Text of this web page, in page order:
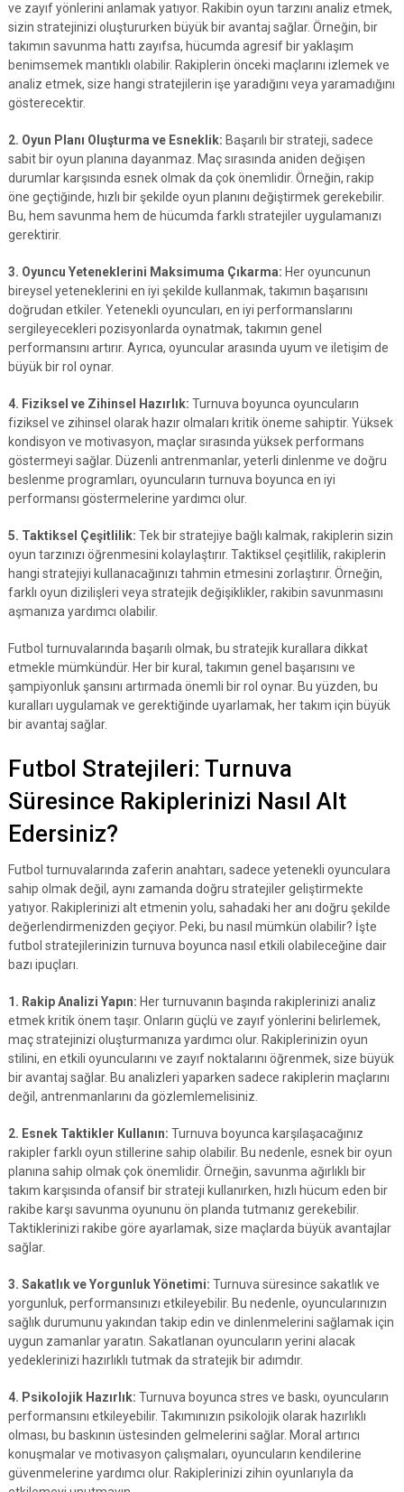
ve zayıf yönlerini anlamak yatıyor. Rakibin oyun tarzını analiz etmek,
sizin stratejinizi oluştururken büyük bir avantaj sağlar. Örneğin, bir
takımın savunma hattı zayıfsa, hücumda agresif bir yaklaşım
benimsemek mantıklı olabilir. Rakiplerin önceki maçlarını izlemek ve
analiz etmek, size hangi stratejilerin işe yaradığını veya yaramadığını
gösterecektir.
2. Oyun Planı Oluşturma ve Esneklik: Başarılı bir strateji, sadece
sabit bir oyun planına dayanmaz. Maç sırasında aniden değişen
durumlar karşısında esnek olmak da çok önemlidir. Örneğin, rakip
öne geçtiğinde, hızlı bir şekilde oyun planını değiştirmek gerekebilir.
Bu, hem savunma hem de hücumda farklı stratejiler uygulamanızı
gerektirir.
3. Oyuncu Yeteneklerini Maksimuma Çıkarma: Her oyuncunun
bireysel yeteneklerini en iyi şekilde kullanmak, takımın başarısını
doğrudan etkiler. Yetenekli oyuncuları, en iyi performanslarını
sergileyecekleri pozisyonlarda oynatmak, takımın genel
performansını artırır. Ayrıca, oyuncular arasında uyum ve iletişim de
büyük bir rol oynar.
4. Fiziksel ve Zihinsel Hazırlık: Turnuva boyunca oyuncuların
fiziksel ve zihinsel olarak hazır olmaları kritik öneme sahiptir. Yüksek
kondisyon ve motivasyon, maçlar sırasında yüksek performans
göstermeyi sağlar. Düzenli antrenmanlar, yeterli dinlenme ve doğru
beslenme programları, oyuncuların turnuva boyunca en iyi
performansı göstermelerine yardımcı olur.
5. Taktiksel Çeşitlilik: Tek bir stratejiye bağlı kalmak, rakiplerin sizin
oyun tarzınızı öğrenmesini kolaylaştırır. Taktiksel çeşitlilik, rakiplerin
hangi stratejiyi kullanacağınızı tahmin etmesini zorlaştırır. Örneğin,
farklı oyun dizilişleri veya stratejik değişiklikler, rakibin savunmasını
aşmanıza yardımcı olabilir.
Futbol turnuvalarında başarılı olmak, bu stratejik kurallara dikkat
etmekle mümkündür. Her bir kural, takımın genel başarısını ve
şampiyonluk şansını artırmada önemli bir rol oynar. Bu yüzden, bu
kuralları uygulamak ve gerektiğinde uyarlamak, her takım için büyük
bir avantaj sağlar.
Futbol Stratejileri: Turnuva
Süresince Rakiplerinizi Nasıl Alt
Edersiniz?
Futbol turnuvalarında zaferin anahtarı, sadece yetenekli oyunculara
sahip olmak değil, aynı zamanda doğru stratejiler geliştirmekte
yatıyor. Rakiplerinizi alt etmenin yolu, sahadaki her anı doğru şekilde
değerlendirmenizden geçiyor. Peki, bu nasıl mümkün olabilir? İşte
futbol stratejilerinizin turnuva boyunca nasıl etkili olabileceğine dair
bazı ipuçları.
1. Rakip Analizi Yapın: Her turnuvanın başında rakiplerinizi analiz
etmek kritik önem taşır. Onların güçlü ve zayıf yönlerini belirlemek,
maç stratejinizi oluşturmanıza yardımcı olur. Rakiplerinizin oyun
stilini, en etkili oyuncularını ve zayıf noktalarını öğrenmek, size büyük
bir avantaj sağlar. Bu analizleri yaparken sadece rakiplerin maçlarını
değil, antrenmanlarını da gözlemlemelisiniz.
2. Esnek Taktikler Kullanın: Turnuva boyunca karşılaşacağınız
rakipler farklı oyun stillerine sahip olabilir. Bu nedenle, esnek bir oyun
planına sahip olmak çok önemlidir. Örneğin, savunma ağırlıklı bir
takım karşısında ofansif bir strateji kullanırken, hızlı hücum eden bir
rakibe karşı savunma oyununu ön planda tutmanız gerekebilir.
Taktiklerinizi rakibe göre ayarlamak, size maçlarda büyük avantajlar
sağlar.
3. Sakatlık ve Yorgunluk Yönetimi: Turnuva süresince sakatlık ve
yorgunluk, performansınızı etkileyebilir. Bu nedenle, oyuncularınızın
sağlık durumunu yakından takip edin ve dinlenmelerini sağlamak için
uygun zamanlar yaratın. Sakatlanan oyuncuların yerini alacak
yedeklerinizi hazırlıklı tutmak da stratejik bir adımdır.
4. Psikolojik Hazırlık: Turnuva boyunca stres ve baskı, oyuncuların
performansını etkileyebilir. Takımınızın psikolojik olarak hazırlıklı
olması, bu baskının üstesinden gelmelerini sağlar. Moral artırıcı
konuşmalar ve motivasyon çalışmaları, oyuncuların kendilerine
güvenmelerine yardımcı olur. Rakiplerinizi zihin oyunlarıyla da